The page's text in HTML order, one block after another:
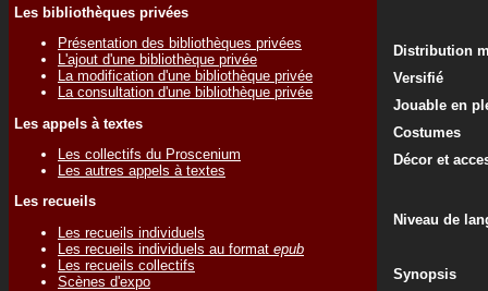
Les bibliothèques privées
Présentation des bibliothèques privées
L'ajout d'une bibliothèque privée
La modification d'une bibliothèque privée
La consultation d'une bibliothèque privée
Les appels à textes
Les collectifs du Proscenium
Les autres appels à textes
Les recueils
Les recueils individuels
Les recueils individuels au format epub
Les recueils collectifs
Scènes d'expo
Distribution
Versifié
Jouable en
Costumes
Décor et
Niveau de
Synopsis